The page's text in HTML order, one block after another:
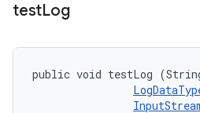
testLog
public void testLog (String